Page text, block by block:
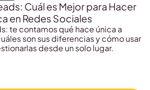
Cuál es Mejor para Hacer
en Redes Sociales
te contamos qué hace única a
son sus diferencias y cómo usar
desde un solo lugar.